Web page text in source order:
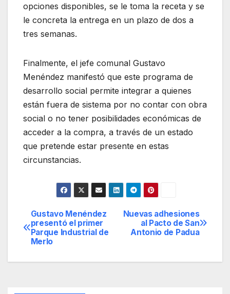
opciones disponibles, se le toma la receta y se
le concreta la entrega en un plazo de dos a
tres semanas.
Finalmente, el jefe comunal Gustavo
Menéndez manifestó que este programa de
desarrollo social permite integrar a quienes
están fuera de sistema por no contar con obra
social o no tener posibilidades económicas de
acceder a la compra, a través de un estado
que pretende estar presente en estas
circunstancias.
Navegación
de
entradas
Nuevas adhesiones
al Pacto de San
Antonio de Padua
Gustavo Menéndez
presentó el primer
Parque Industrial de
Merlo